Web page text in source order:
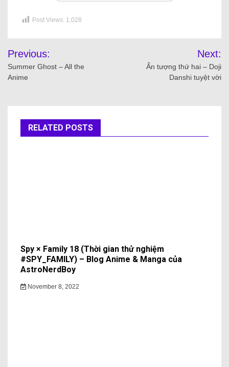
Post Views: 1,028
Previous:
Summer Ghost – All the
Anime
Next:
Ấn tượng thứ hai – Doji
Danshi tuyệt vời
RELATED POSTS
Spy × Family 18 (Thời gian thử nghiệm
#SPY_FAMILY) – Blog Anime & Manga của
AstroNerdBoy
November 8, 2022